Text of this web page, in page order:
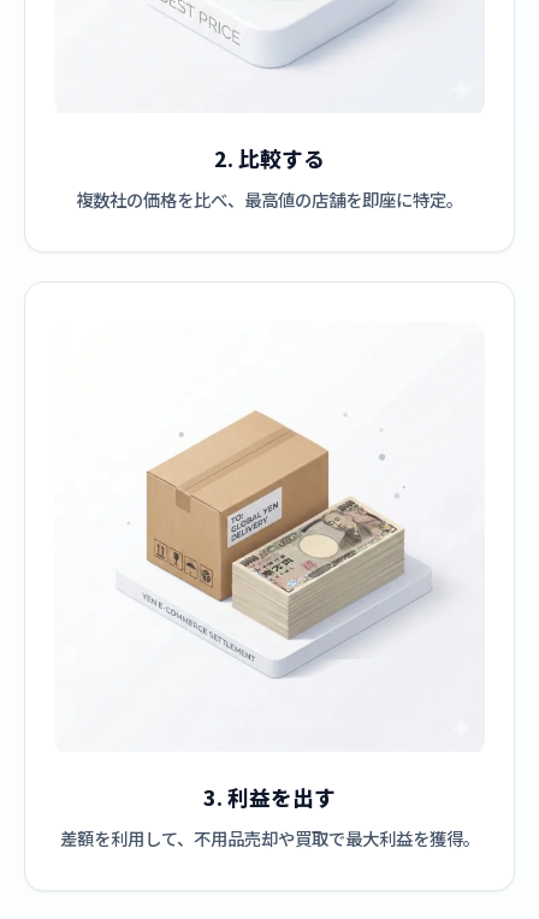
2. 比較する
複数社の価格を比べ、最高値の店舗を即座に特定。
3. 利益を出す
差額を利用して、不用品売却や買取で最大利益を獲得。